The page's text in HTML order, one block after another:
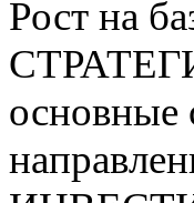
Рост на
основные